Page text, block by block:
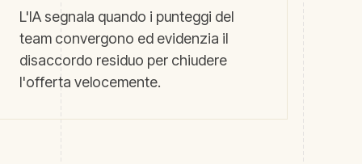
L'IA segnala quando i punteggi del
team convergono ed evidenzia il
disaccordo residuo per chiudere
l'offerta velocemente.